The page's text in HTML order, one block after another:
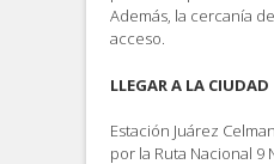
Además, la cercanía
acceso.
LLEGAR A LA CIUDAD
Estación Juárez
por la Ruta Nacional 9